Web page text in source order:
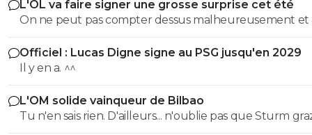
L'OL va faire signer une grosse surprise cet été
On ne peut pas compter dessus malheureusement et
son prêt ça a permis de prendre le latéral droit suisse.
Officiel : Lucas Digne signe au PSG jusqu'en 2029
Il y en a. ^^
L'OM solide vainqueur de Bilbao
Tu n'en sais rien. D'ailleurs... n'oublie pas que Sturm graz...